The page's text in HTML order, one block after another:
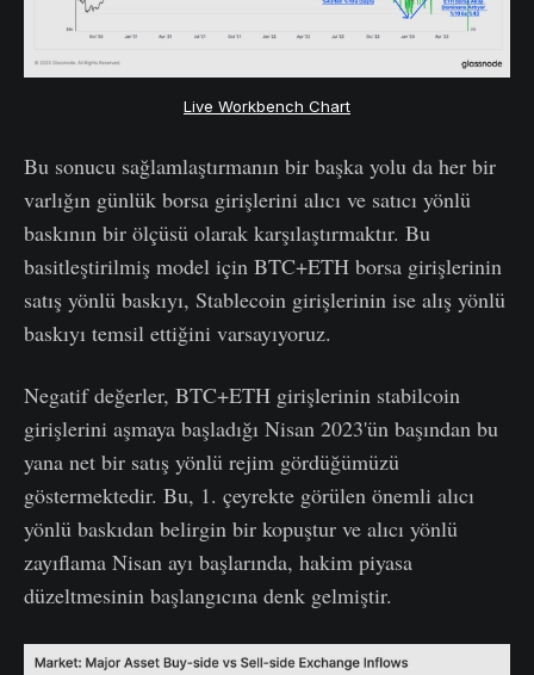
Live Workbench Chart
Bu sonucu sağlamlaştırmanın bir başka yolu da her bir
varlığın günlük borsa girişlerini alıcı ve satıcı yönlü
baskının bir ölçüsü olarak karşılaştırmaktır. Bu
basitleştirilmiş model için BTC+ETH borsa girişlerinin
satış yönlü baskıyı, Stablecoin girişlerinin ise alış yönlü
baskıyı temsil ettiğini varsayıyoruz.
Negatif değerler, BTC+ETH girişlerinin stabilcoin
girişlerini aşmaya başladığı Nisan 2023'ün başından bu
yana net bir satış yönlü rejim gördüğümüzü
göstermektedir. Bu, 1. çeyrekte görülen önemli alıcı
yönlü baskıdan belirgin bir kopuştur ve alıcı yönlü
zayıflama Nisan ayı başlarında, hakim piyasa
düzeltmesinin başlangıcına denk gelmiştir.